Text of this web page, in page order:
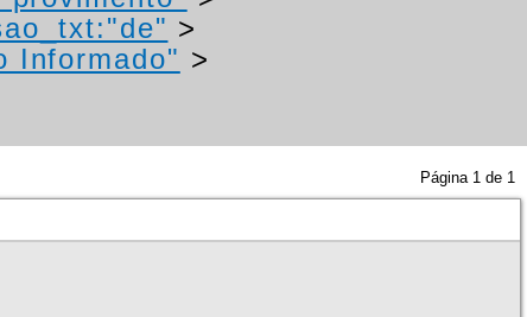
>
Informado" >
Página 1 de 1